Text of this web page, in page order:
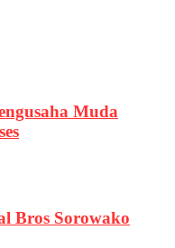
Muda
Bros Sorowako